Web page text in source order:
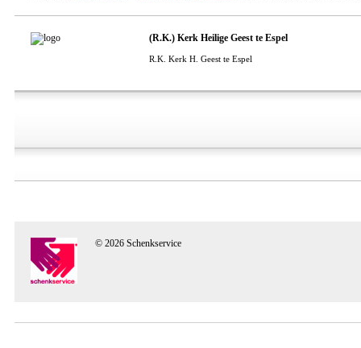
(R.K.) Kerk Heilige Geest te Espel
R.K. Kerk H. Geest te Espel
© 2026 Schenkservice